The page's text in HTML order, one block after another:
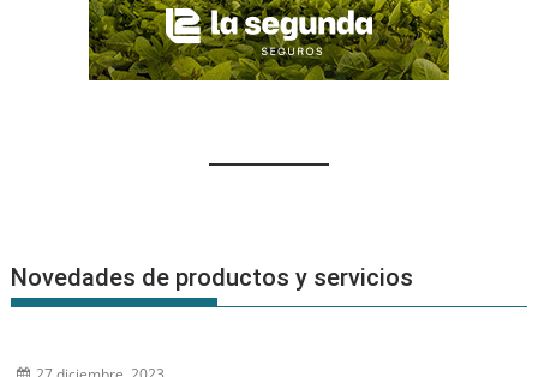
Novedades de productos y servicios